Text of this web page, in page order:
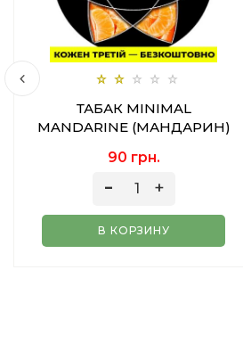
ТАБАК MINIMAL
MANDARINE (МАНДАРИН)
90 грн.
В КОРЗИНУ